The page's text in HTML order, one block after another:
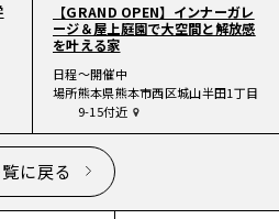
【GRAND OPEN】インナーガレ
ージ＆屋上庭園で大空間と解放感
を叶える家
日程〜開催中
場所熊本県熊本市西区城山半田1丁目
9-15付近
に戻る